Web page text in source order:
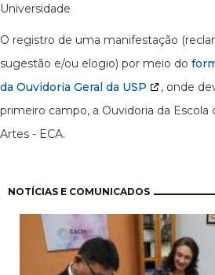
Universidade
O registro de uma manifestação
sugestão e/ou elogio) por meio do
da Ouvidoria Geral da USP
, onde
primeiro campo, a Ouvidoria da Escola
Artes - ECA.
NOTÍCIAS E COMUNICADOS
Paginación